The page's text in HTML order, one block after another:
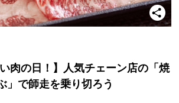
肉の日！】人気チェーン店の「焼
」で師走を乗り切ろう